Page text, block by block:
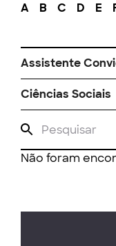
A B C D E
Assistente
Ciências Sociais
Não foram